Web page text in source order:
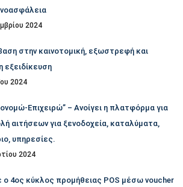
2024
στην καινοτομική, εξωστρεφή και
εξειδίκευση
2024
Επιχειρώ” – Ανοίγει η πλατφόρμα για
αιτήσεων για ξενοδοχεία, καταλύματα,
υπηρεσίες.
2024
ο 4ος κύκλος προμήθειας POS μέσω voucher